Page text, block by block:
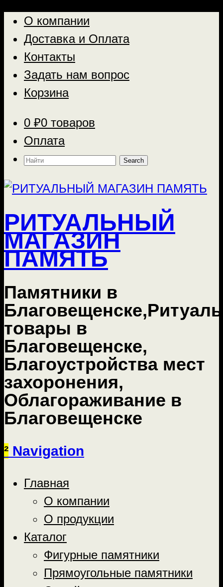
О компании
Доставка и Оплата
Контакты
Задать нам вопрос
Корзина
0 ₽0 товаров
Оплата
Найти:
РИТУАЛЬНЫЙ
МАГАЗИН
ПАМЯТЬ
Памятники в
товары в
Благовещенске,
Благоустройства мест
захоронения,
Облагораживание в
Благовещенске
² Navigation
Главная
О компании
О продукции
Каталог
Фигурные памятники
Прямоугольные памятники